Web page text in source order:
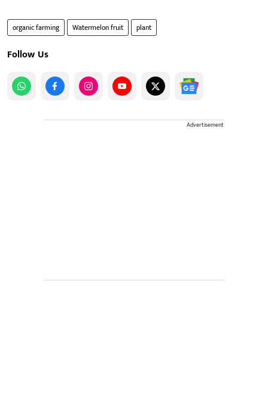
organic farming Watermelon fruit plant
Follow Us
Advertisement